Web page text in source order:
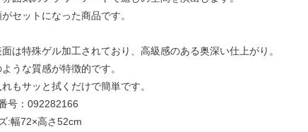
セットになった商品です。
は特殊ゲル加工されており、高級感のある奥深い仕上がり。
うな質感が特徴的です。
もサッと拭くだけで簡単です。
号：092282166
:幅72×高さ52cm